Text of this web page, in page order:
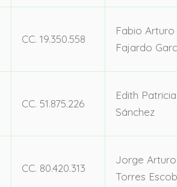
CC. 19.350.558
Fabio Arturo
Fajardo
CC. 51.875.226
Edith Patricia
Sánchez
CC. 80.420.313
Jorge Arturo
Torres